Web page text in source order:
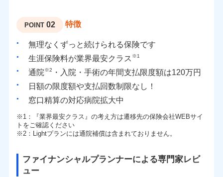
POINT 02 特徴
無理なくずっと続けられる保険です
生涯保険料が業界最安クラス ※1
通院※2
・入院・手術の年間支払限度額は120万円
日額の限度額や支払回数制限なし！
窓口精算の対応病院拡大中
※1：『業界最安クラス』の考え方は遷移先の保険会社WEBサイ
トをご確認ください
※2：Lightプランには通院補償は含まれておりません。
ファイナンシャルプランナーによる専門家レビ
ュー